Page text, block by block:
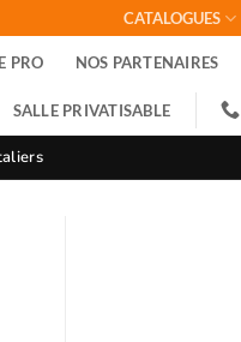
CATALOGUES
PRO NOS PARTENAIRES
SALLE PRIVATISABLE